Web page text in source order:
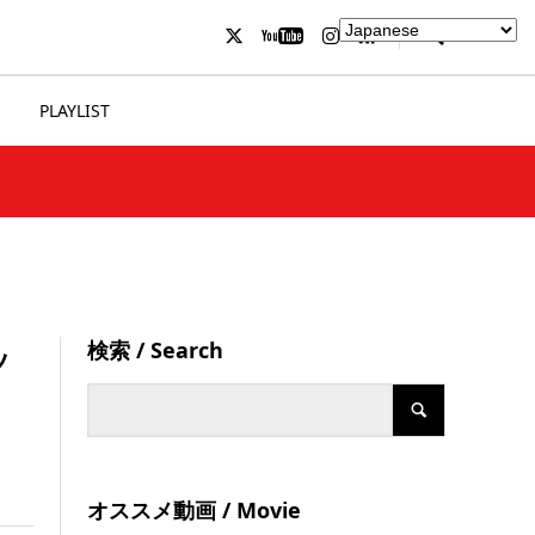
PLAYLIST
検索 / Search
オススメ動画 / Movie